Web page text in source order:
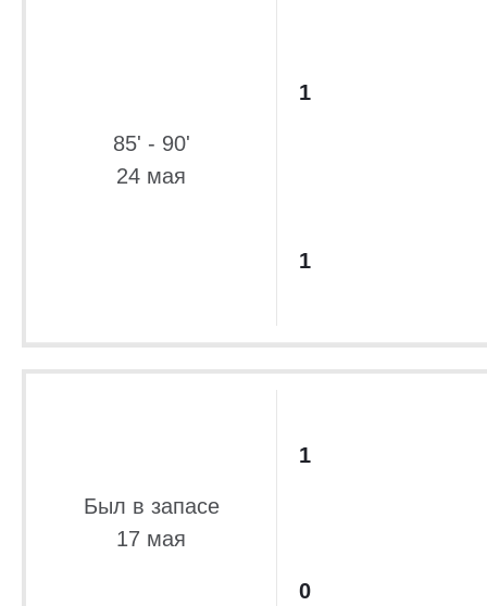
85' - 90'
24 мая
1
1
Был в запасе
17 мая
1
0